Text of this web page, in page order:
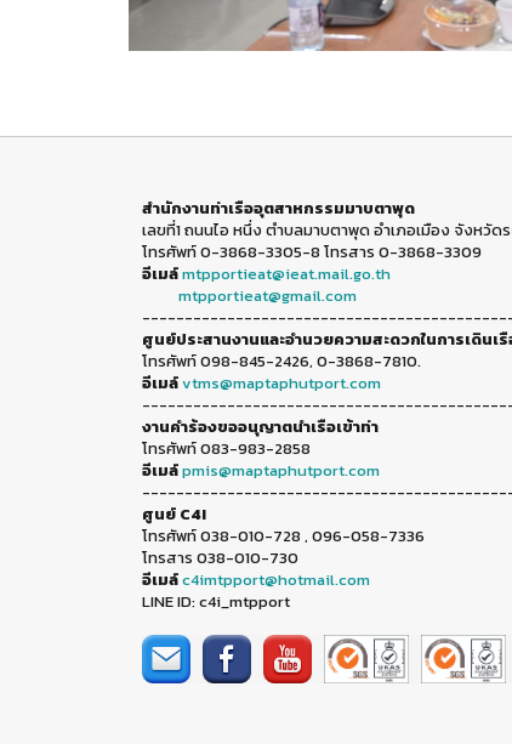
สำนักงานท่าเรืออุตสาหกรรมมาบตาพุด
เลขที่1 ถนนไอ หนึ่ง ตำบลมาบตาพุด อำเภอเมือง จังหวัดร
โทรศัพท์ 0-3868-3305-8 โทรสาร 0-3868-3309
อีเมล์mtpportieat@ieat.mail.go.th
mtpportieat@gmail.com
ศูนย์ประสานงานและอำนวยความสะดวกในการเดินเ
โทรศัพท์ 098-845-2426, 0-3868-7810.
อีเมล์vtms@maptaphutport.com
งานคำร้องขออนุญาตนำเรือเข้าท่า
โทรศัพท์ 083-983-2858
อีเมล์pmis@maptaphutport.com
ศูนย์ C4I
โทรศัพท์ 038-010-728 , 096-058-7336
โทรสาร 038-010-730
อีเมล์c4imtpport@hotmail.com
LINE ID: c4i_mtpport